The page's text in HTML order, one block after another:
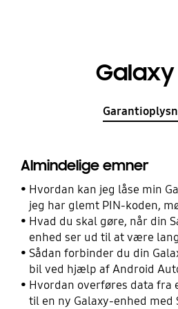
Galaxy
Almindelige emner
Hvordan kan jeg låse min
jeg har glemt PIN-koden,
adgangskoden?
Hvad du skal gøre, når din
enhed ser ud til at være
reagerer
Sådan forbinder du din
bil ved hjælp af Android
Hvordan overføres data fra
til en ny Galaxy-enhed med